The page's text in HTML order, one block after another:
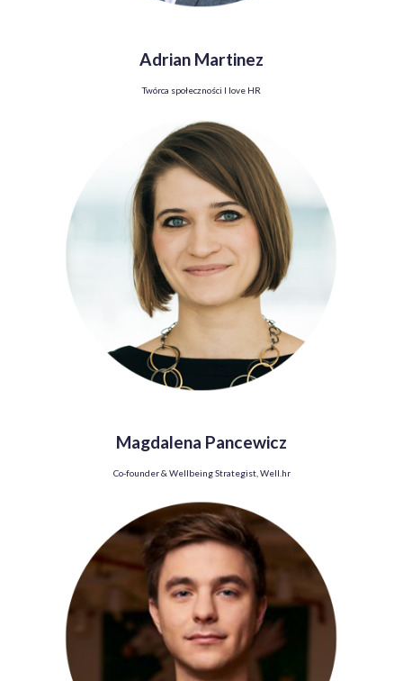
Adrian Martinez
Twórca społeczności I love HR
Magdalena Pancewicz
Co-founder & Wellbeing Strategist, Well.hr